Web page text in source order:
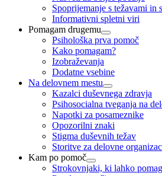
Spoprijemanje s težavami in
Informativni spletni viri
Pomagam drugemu
Psihološka prva pomoč
Kako pomagam?
Izobraževanja
Dodatne vsebine
Na delovnem mestu
Kazalci duševnega zdravja
Psihosocialna tveganja na
Napotki za posameznike
Opozorilni znaki
Stigma duševnih težav
Storitve za delovne
Kam po pomoč
Strokovnjaki, ki lahko